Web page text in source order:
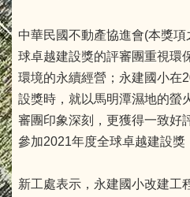
中華民國不動產協進會(本獎
球卓越建設獎的評審團重視環
環境的永續經營；永建國小在
設獎時，就以馬明潭濕地的螢
審團印象深刻，更獲得一致好
參加2021年度全球卓越建設獎
新工處表示，永建國小改建工